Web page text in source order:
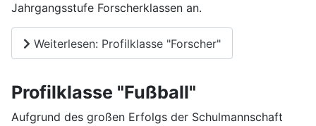
Jahrgangsstufe Forscherklassen an.
Weiterlesen: Profilklasse "Forscher"
Profilklasse "Fußball"
Aufgrund des großen Erfolgs der Schulmannschaft